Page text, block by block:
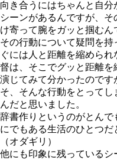
向き合うにはちゃんと自
シーンがあるんですが、
け寄って腕をガッと掴むん
その行動について疑問を
ぐには人と距離を縮めら
督は、そこでグッと距離を
演じてみて分かったのです
そ、そんな行動をとって
んだと思いました。
辞書作りというのがとんで
にでもある生活のひとつ
（オダギリ）
他にも印象に残っているシ